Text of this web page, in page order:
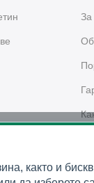
За
както и